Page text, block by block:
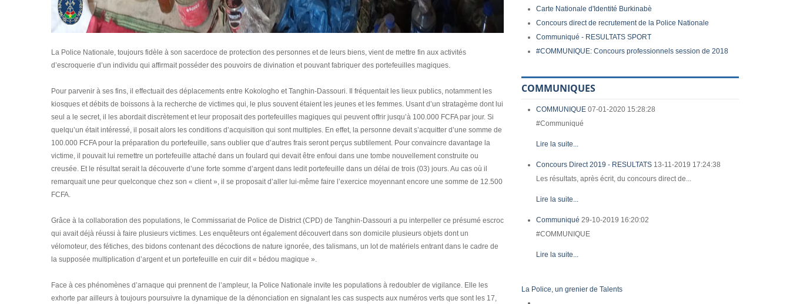
La Police Nationale, toujours fidèle à son sacerdoce de protection des personnes et de leurs biens, vient de mettre fin aux activités
d’escroquerie d’un individu qui affirmait posséder des pouvoirs de divination et pouvant fabriquer des portefeuilles magiques.
Pour parvenir à ses fins, il effectuait des déplacements entre Kokologho et Tanghin-Dassouri. Il fréquentait les lieux publics, notamment les
kiosques et débits de boissons à la recherche de victimes qui, le plus souvent étaient les jeunes et les femmes. Usant d’un stratagème dont lui
seul a le secret, il les abordait discrètement et leur proposait des portefeuilles magiques qui peuvent offrir jusqu’à 100.000 FCFA par jour. Si
quelqu’un était intéressé, il posait alors les conditions d’acquisition qui sont multiples. En effet, la personne devait s’acquitter d’une somme de
100.000 FCFA pour la préparation du portefeuille, sans oublier que d’autres frais seront perçus subtilement. Pour convaincre davantage la
victime, il pouvait lui remettre un portefeuille attaché dans un foulard qui devait être enfoui dans une tombe nouvellement construite ou
creusée. Et le résultat serait la découverte d’une forte somme d’argent dans ledit portefeuille dans un délai de trois (03) jours. Au cas où il
remarquait une peur quelconque chez son « client », il se proposait d’aller lui-même faire l’exercice moyennant encore une somme de 12.500
FCFA.
Grâce à la collaboration des populations, le Commissariat de Police de District (CPD) de Tanghin-Dassouri a pu interpeller ce présumé escroc
qui avait déjà réussi à faire plusieurs victimes. Les enquêteurs ont également découvert dans son domicile plusieurs objets dont un
vélomoteur, des fétiches, des bidons contenant des décoctions de nature ignorée, des talismans, un lot de matériels entrant dans le cadre de
la supposée multiplication d’argent et un portefeuille en cuir dit « bédou magique ».
Face à ces phénomènes d’arnaque qui prennent de l’ampleur, la Police Nationale invite les populations à redoubler de vigilance. Elle les
exhorte par ailleurs à toujours poursuivre la dynamique de la dénonciation en signalant les cas suspects aux numéros verts que sont les 17,
Carte Nationale d'Identité Burkinabè
Concours direct de recrutement de la Police Nationale
Communiqué - RESULTATS SPORT
#COMMUNIQUE: Concours professionnels session de 2018
COMMUNIQUES
COMMUNIQUE 07-01-2020 15:28:28
#Communiqué
Lire la suite...
Concours Direct 2019 - RESULTATS 13-11-2019 17:24:38
Les résultats, après écrit, du concours direct de...
Lire la suite...
Communiqué 29-10-2019 16:20:02
#COMMUNIQUE
Lire la suite...
La Police, un grenier de Talents